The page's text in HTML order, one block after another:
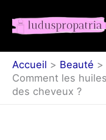
Accueil
Beauté
Comment les
des cheveux ?